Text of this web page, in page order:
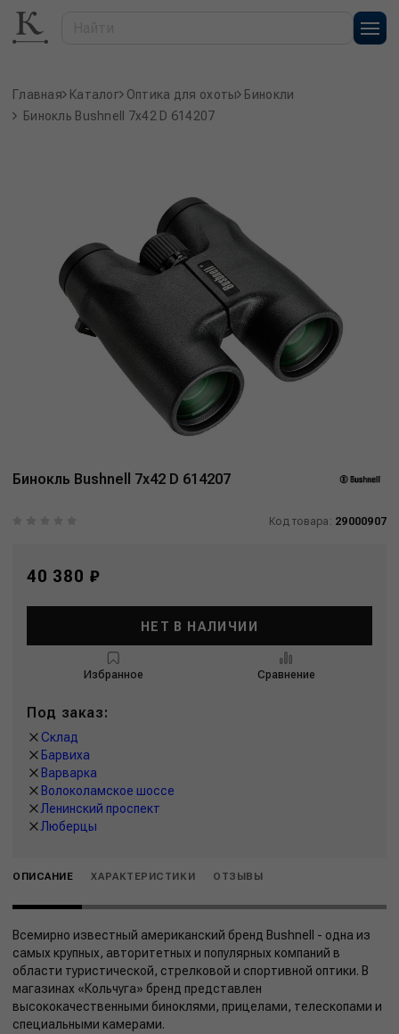
Главная Каталог Оптика для охоты Бинокли
Бинокль Bushnell 7x42 D 614207
Бинокль Bushnell 7x42 D 614207
Код товара: 29000907
40 380 ₽
НЕТ В НАЛИЧИИ
Избранное Сравнение
Под заказ:
Склад
Барвиха
Варварка
Волоколамское шоссе
Ленинский проспект
Люберцы
ОПИСАНИЕ ХАРАКТЕРИСТИКИ ОТЗЫВЫ
Всемирно известный американский бренд Bushnell - одна из
самых крупных, авторитетных и популярных компаний в
области туристической, стрелковой и спортивной оптики. В
магазинах «Кольчуга» бренд представлен
высококачественными биноклями, прицелами, телескопами и
специальными камерами.